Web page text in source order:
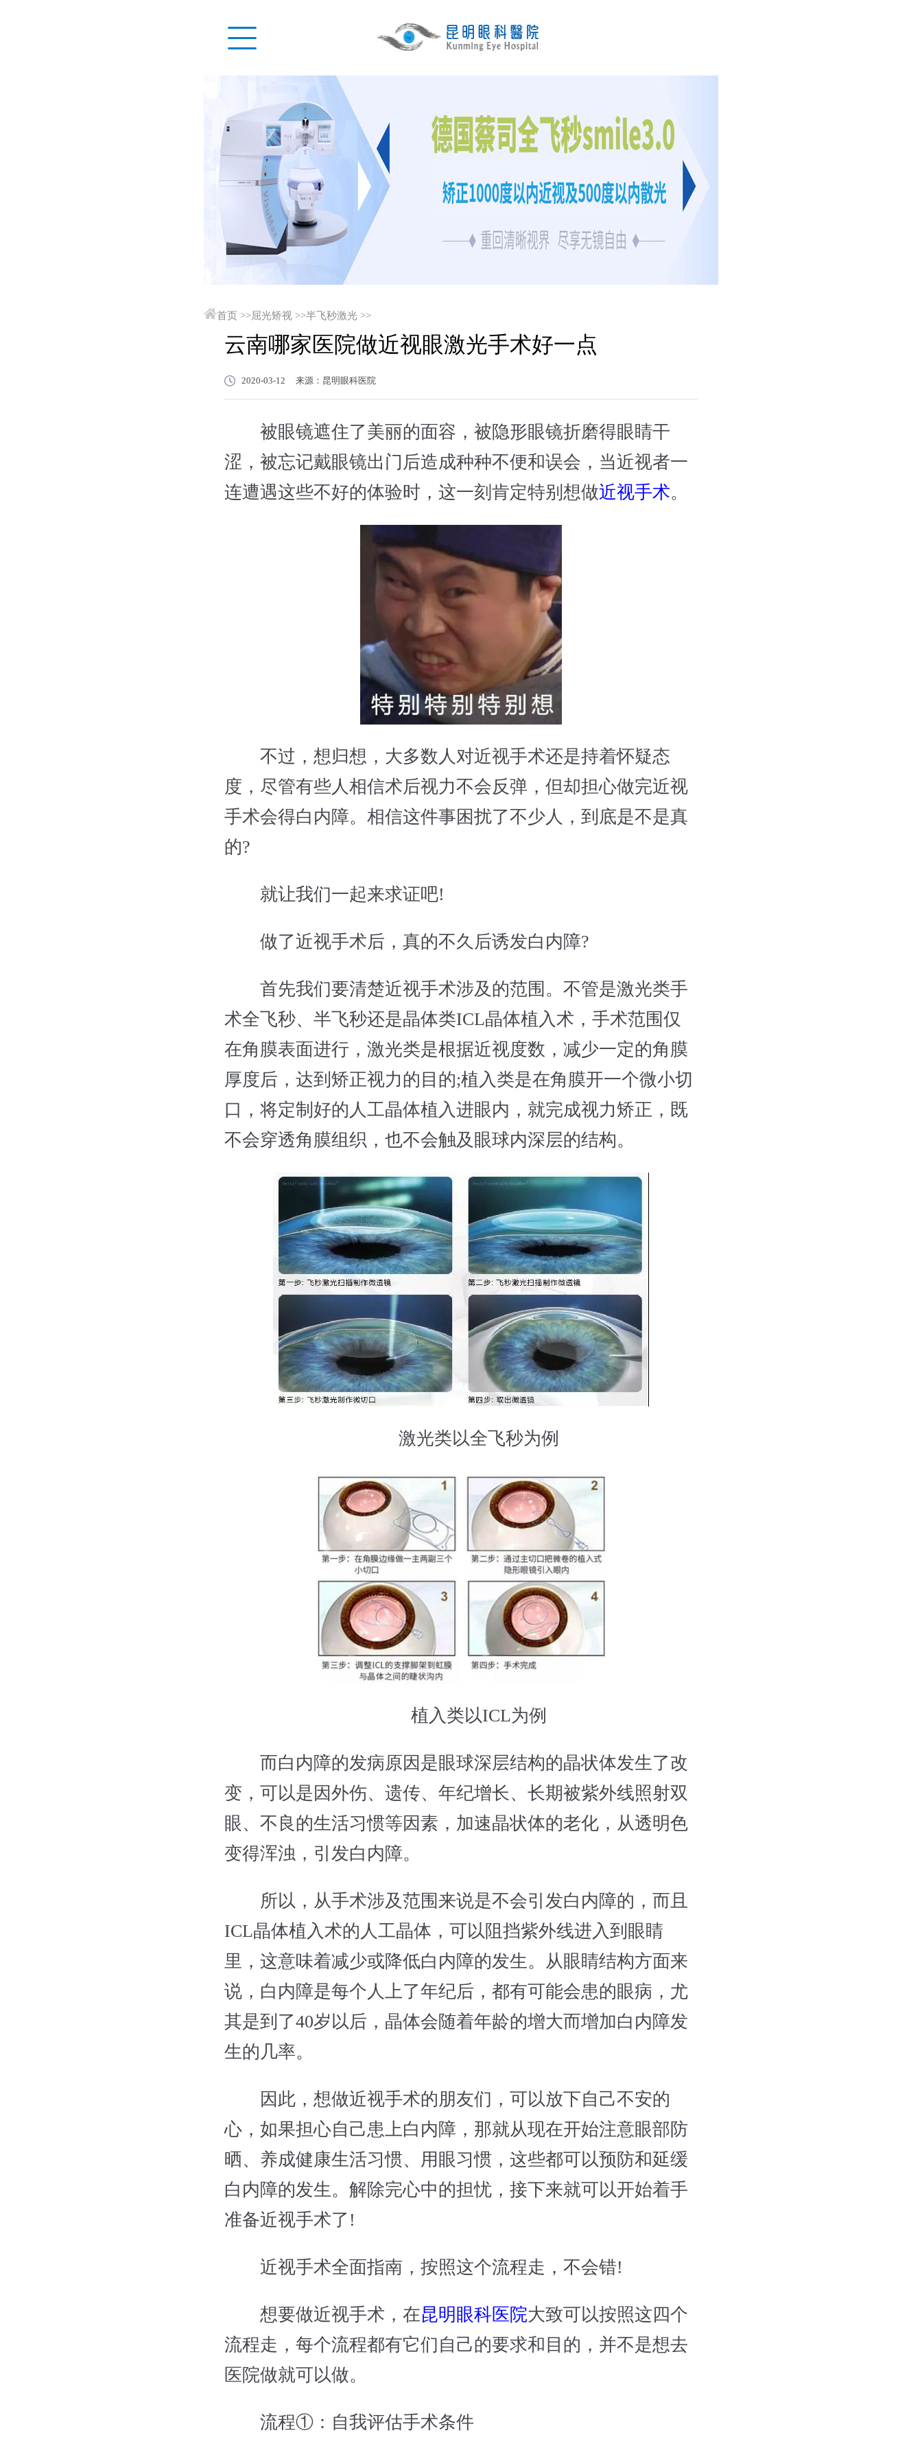
首页 >>屈光矫视 >>半飞秒激光 >>
云南哪家医院做近视眼激光手术好一点
2020-03-12 来源：昆明眼科医院
被眼镜遮住了美丽的面容，被隐形眼镜折磨得眼睛干
涩，被忘记戴眼镜出门后造成种种不便和误会，当近视者一
连遭遇这些不好的体验时，这一刻肯定特别想做近视手术。
不过，想归想，大多数人对近视手术还是持着怀疑态
度，尽管有些人相信术后视力不会反弹，但却担心做完近视
手术会得白内障。相信这件事困扰了不少人，到底是不是真
的?
就让我们一起来求证吧!
做了近视手术后，真的不久后诱发白内障?
首先我们要清楚近视手术涉及的范围。不管是激光类手
术全飞秒、半飞秒还是晶体类ICL晶体植入术，手术范围仅
在角膜表面进行，激光类是根据近视度数，减少一定的角膜
厚度后，达到矫正视力的目的;植入类是在角膜开一个微小切
口，将定制好的人工晶体植入进眼内，就完成视力矫正，既
不会穿透角膜组织，也不会触及眼球内深层的结构。
激光类以全飞秒为例
植入类以ICL为例
而白内障的发病原因是眼球深层结构的晶状体发生了改
变，可以是因外伤、遗传、年纪增长、长期被紫外线照射双
眼、不良的生活习惯等因素，加速晶状体的老化，从透明色
变得浑浊，引发白内障。
所以，从手术涉及范围来说是不会引发白内障的，而且
ICL晶体植入术的人工晶体，可以阻挡紫外线进入到眼睛
里，这意味着减少或降低白内障的发生。从眼睛结构方面来
说，白内障是每个人上了年纪后，都有可能会患的眼病，尤
其是到了40岁以后，晶体会随着年龄的增大而增加白内障发
生的几率。
因此，想做近视手术的朋友们，可以放下自己不安的
心，如果担心自己患上白内障，那就从现在开始注意眼部防
晒、养成健康生活习惯、用眼习惯，这些都可以预防和延缓
白内障的发生。解除完心中的担忧，接下来就可以开始着手
准备近视手术了!
近视手术全面指南，按照这个流程走，不会错!
想要做近视手术，在昆明眼科医院大致可以按照这四个
流程走，每个流程都有它们自己的要求和目的，并不是想去
医院做就可以做。
流程①：自我评估手术条件